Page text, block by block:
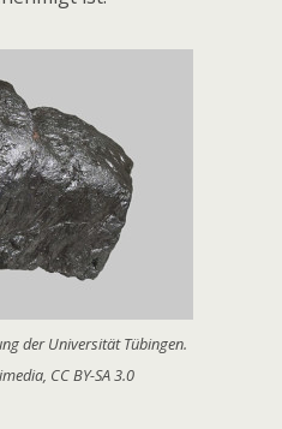
der Universität Tübingen.
CC BY-SA 3.0